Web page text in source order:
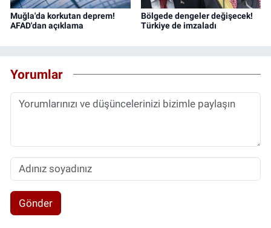
Muğla'da korkutan deprem!
AFAD'dan açıklama
Bölgede dengeler değişecek!
Türkiye de imzaladı
Yorumlar
Gönder